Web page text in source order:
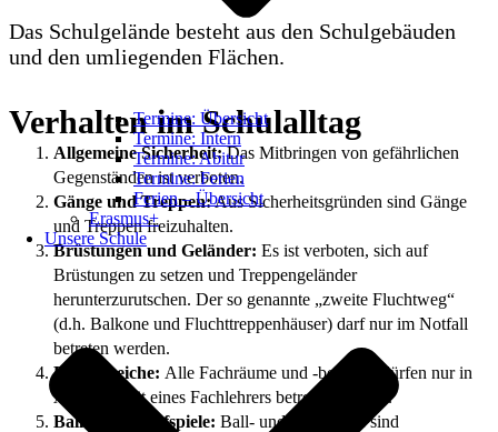
Termine: Übersicht
Termine: Intern
Termine: Abitur
Termine: Ferien
Ferien – Übersicht
Erasmus+
Unsere Schule
Das Schulgelände besteht aus den Schulgebäuden
und den umliegenden Flächen.
Verhalten im Schulalltag
Allgemeine Sicherheit:Das Mitbringen von gefährlichen
Gegenständen ist verboten.
Gänge und Treppen:Aus Sicherheitsgründen sind Gänge
und Treppen freizuhalten.
Brüstungen und Geländer: Es ist verboten, sich auf
Brüstungen zu setzen und Treppengeländer
herunterzurutschen. Der so genannte „zweite Fluchtweg“
(d.h. Balkone und Fluchttreppenhäuser) darf nur im Notfall
betreten werden.
Fachbereiche: Alle Fachräume und -bereiche dürfen nur in
Anwesenheit eines Fachlehrers betreten werden.
Ball- und Wurfspiele: Ball- und Wurfspiele sind